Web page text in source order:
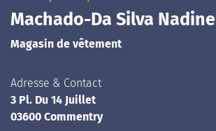
Machado-Da Silva Nadine
Magasin de vêtement
Adresse & Contact
3 Pl. Du 14 Juillet
03600 Commentry